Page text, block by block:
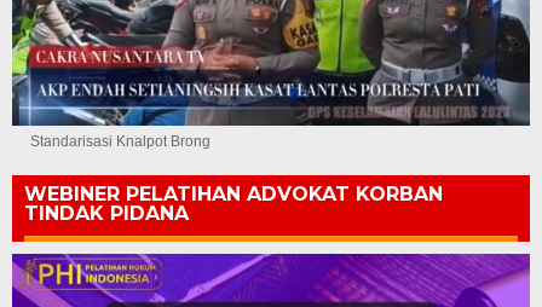
Standarisasi Knalpot Brong
WEBINER PELATIHAN ADVOKAT KORBAN
TINDAK PIDANA